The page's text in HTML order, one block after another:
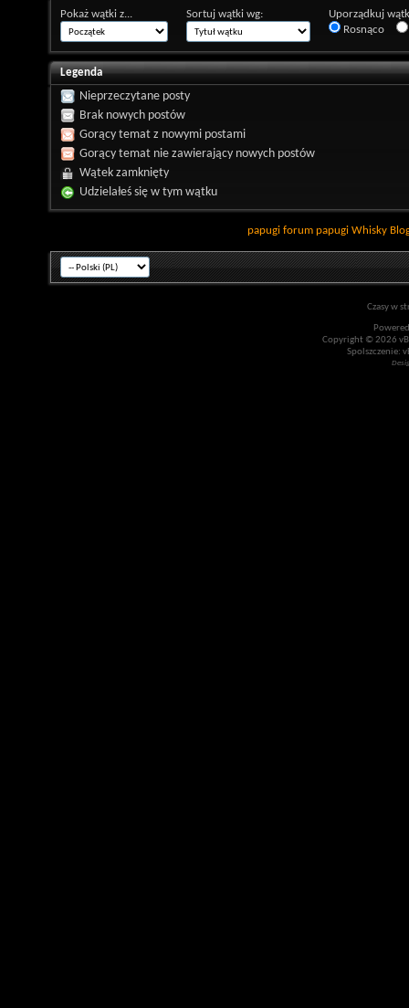
Pokaż wątki z... Sortuj wątki wg:
Uporządkuj
Rosnąco
Legenda
Nieprzeczytane posty
Brak nowych postów
Gorący temat z nowymi postami
Gorący temat nie zawierający nowych postów
Wątek zamknięty
Udzielałeś się w tym wątku
papugi forum papugi Whisky
Czasy w
Copyright © 2026
Spolszczenie: